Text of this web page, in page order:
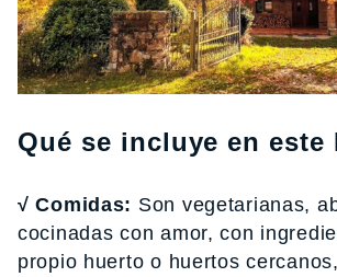
Qué se incluye en este
√ Comidas: Son vegetarianas,
cocinadas con amor, con
propio huerto o huertos